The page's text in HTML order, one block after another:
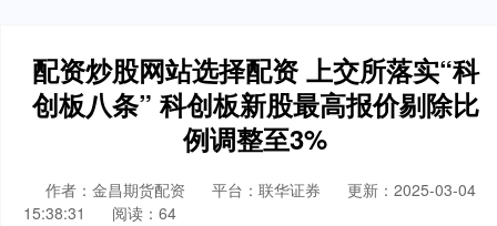
配资炒股网站选择配资 上交所落实“科
创板八条” 科创板新股最高报价剔除比
例调整至3%
作者：金昌期货配资 平台：联华证券
更新：2025-03-04
15:38:31
阅读：64